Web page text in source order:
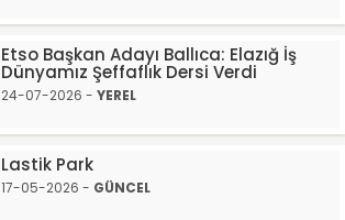
Etso Başkan Adayı Ballıca: Elazığ İş
Dünyamız Şeffaflık Dersi Verdi
24-07-2026 - YEREL
Lastik Park
17-05-2026 - GÜNCEL